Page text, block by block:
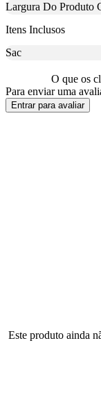
Largura Do Produto
Itens Inclusos
Sac
O que os
Para enviar uma
Entrar para avaliar
Este produto ainda